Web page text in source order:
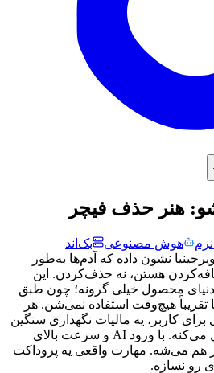
هنر حذف فیچر
هوش مصنوعی
بک‌اند
ویرجینیا نشون داده که آدم‌ها به‌طور
هستن، نه حذف‌کردن. این
دنیای محصول خیلی گرونه؛ چون طبق
تقریباً هیچ‌وقت استفاده نمی‌شن. هر
برای کاربر، یه مالیات نگهداری سنگین
می‌کنه. با ورود AI و سرعت بالای
هم می‌شه. مهارت واقعی یه پروداکت
رو نسازه.